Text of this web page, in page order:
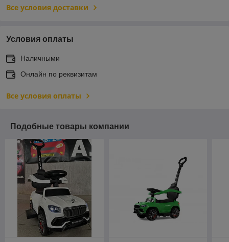
Все условия доставки
Условия оплаты
Наличными
Онлайн по реквизитам
Все условия оплаты
Подобные товары компании